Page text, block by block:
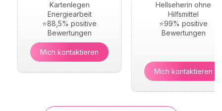
Kartenlegen
Energiearbeit
⭐88,5% positive
Bewertungen
Mich kontaktieren
Hellseherin ohne
Hilfsmittel
⭐99% positive
Bewertungen
Mich kontaktieren